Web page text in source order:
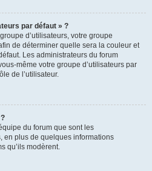
par défaut » ?
d’utilisateurs, votre groupe
de déterminer quelle sera la couleur et
Les administrateurs du forum
même votre groupe d’utilisateurs par
de l’utilisateur.
du forum que sont les
en plus de quelques informations
qu’ils modèrent.